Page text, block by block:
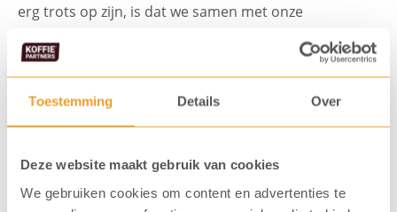
Toestemming Details Over
Deze website maakt gebruik van cookies
We gebruiken cookies om content en advertenties te
erg trots op zijn, is dat we samen met onze
genodigden meer dan 8 miljoen liter schoon
drinkwater hebben gerealiseerd voor ons waterput
project in Ethiopië. Tot slot, wethouder Jos Huizinga:
Jouw wervende betoog over ondernemerschap